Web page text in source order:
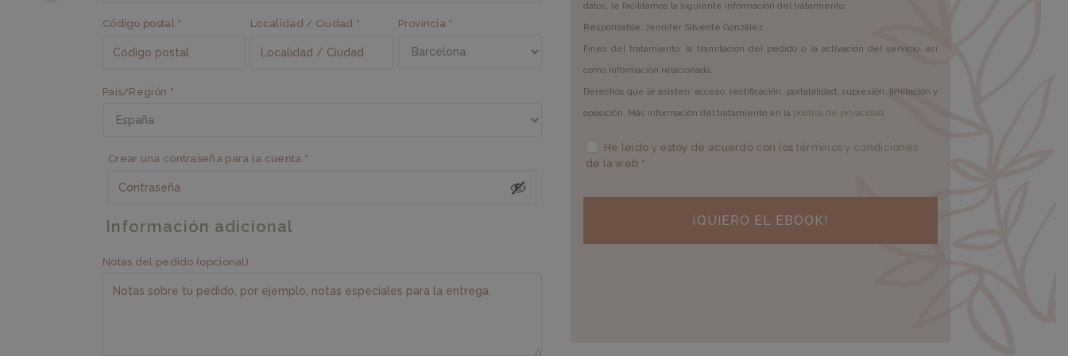
Código postal * Localidad / Ciudad * Provincia *
País/Región *
Crear una contraseña para la cuenta *
Información adicional
Notas del pedido (opcional)
datos, le facilitamos la siguiente información del tratamiento:
Responsable: Jennifer Silvente González
Fines del tratamiento: la tramitación del pedido o la activación del servicio, así
como información relacionada.
Derechos que le asisten: acceso, rectificación, portabilidad, supresión, limitación y
oposición. Más información del tratamiento en la política de privacidad .
He leído y estoy de acuerdo con los términos y condiciones
de la web *
¡QUIERO EL EBOOK!